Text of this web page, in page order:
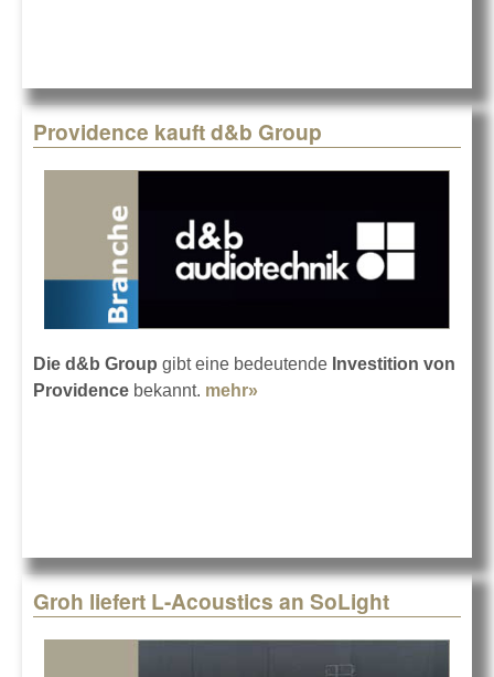
Providence kauft d&b Group
Die d&b Group gibt eine bedeutende Investition von
Providence bekannt. mehr»
Groh liefert L-Acoustics an SoLight